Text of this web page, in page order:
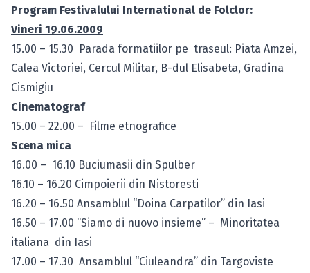
Program Festivalului International de Folclor:
Vineri 19.06.2009
15.00 – 15.30 Parada formatiilor pe traseul: Piata Amzei,
Calea Victoriei, Cercul Militar, B-dul Elisabeta, Gradina
Cismigiu
Cinematograf
15.00 – 22.00 – Filme etnografice
Scena mica
16.00 – 16.10 Buciumasii din Spulber
16.10 – 16.20 Cimpoierii din Nistoresti
16.20 – 16.50 Ansamblul “Doina Carpatilor” din Iasi
16.50 – 17.00 “Siamo di nuovo insieme” – Minoritatea
italiana din Iasi
17.00 – 17.30 Ansamblul “Ciuleandra” din Targoviste